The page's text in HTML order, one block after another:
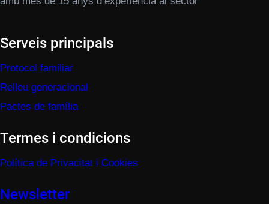
Serveis principals
Protocol familiar
Relleu generacional
Pactes de família
Termes i condicions
Política de Privacitat i Cookies
Newsletter